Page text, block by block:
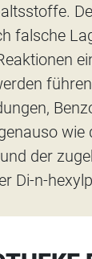
falsche
wie
der
Di-n-